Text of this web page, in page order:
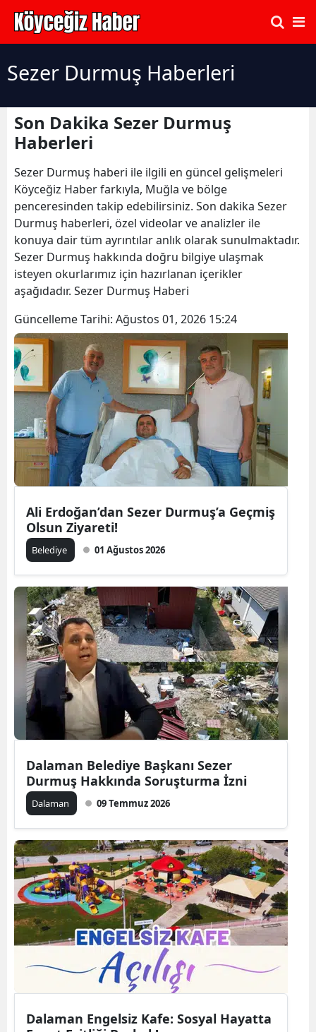
Sezer Durmuş Haberleri
Son Dakika Sezer Durmuş
Haberleri
Sezer Durmuş haberi ile ilgili en güncel gelişmeleri
Köyceğiz Haber farkıyla, Muğla ve bölge
penceresinden takip edebilirsiniz. Son dakika Sezer
Durmuş haberleri, özel videolar ve analizler ile
konuya dair tüm ayrıntılar anlık olarak sunulmaktadır.
Sezer Durmuş hakkında doğru bilgiye ulaşmak
isteyen okurlarımız için hazırlanan içerikler
aşağıdadır. Sezer Durmuş Haberi
Güncelleme Tarihi: Ağustos 01, 2026 15:24
Ali Erdoğan’dan Sezer Durmuş’a Geçmiş
Olsun Ziyareti!
Belediye 01 Ağustos 2026
Dalaman Belediye Başkanı Sezer
Durmuş Hakkında Soruşturma İzni
Dalaman 09 Temmuz 2026
Dalaman Engelsiz Kafe: Sosyal Hayatta